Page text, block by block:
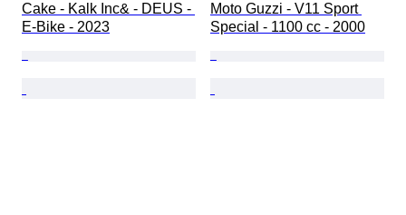
Cake - Kalk Inc& - DEUS -
E-Bike - 2023
Moto Guzzi - V11 Sport
Special - 1100 cc - 2000